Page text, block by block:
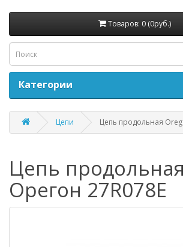
Товаров: 0 (0руб.)
Категории
Цепи Цепь продольная
Цепь продольная
Орегон 27R078E